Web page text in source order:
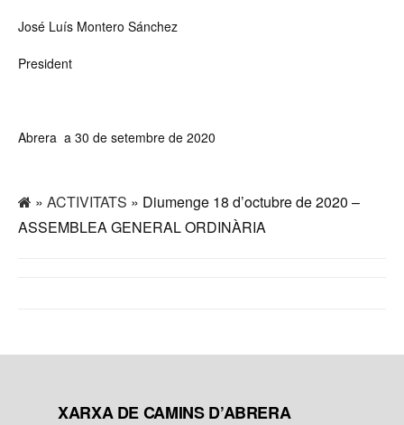
José Luís Montero Sánchez
President
Abrera a 30 de setembre de 2020
» ACTIVITATS » Diumenge 18 d’octubre de 2020 –
ASSEMBLEA GENERAL ORDINÀRIA
XARXA DE CAMINS D’ABRERA